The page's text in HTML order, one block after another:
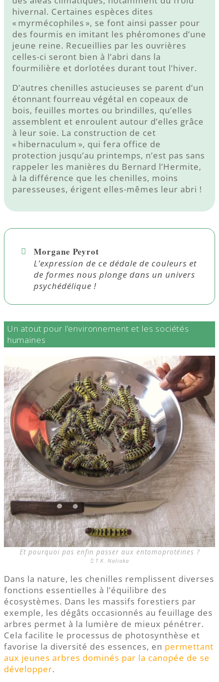
hivernal. Certaines espèces dites
« myrmécophiles », se font ainsi passer pour
des fourmis en imitant les phéromones d’une
jeune reine. Recueillies par les ouvrières
celles-ci seront bien à l’abri dans la
fourmilière et dorlotées durant tout l’hiver.
D’autres chenilles astucieuses se parent d’un
étonnant fourreau végétal en copeaux de
bois, feuilles mortes ou brindilles, qu’elles
assemblent et enroulent autour d’elles grâce
à leur soie. La construction de cet
« hibernaculum », qui fera office de
protection jusqu’au printemps, n’est pas sans
rappeler les manières du Bernard l’Hermite,
à la différence que les chenilles, moins
paresseuses, érigent elles-mêmes leur abri !
Morgane Peyrot
L’expression de ce dédale de couleurs et
de formes nous plonge dans un univers
psychédélique !
Un atout pour l’environnement et les sociétés
humaines
Et pourquoi pas enfin passer aux entomoprotéines ?
T.K. Naliaka
Dans la nature, les chenilles remplissent diverses
fonctions essentielles à l’équilibre des
écosystèmes. Dans les massifs forestiers par
exemple, les dégâts occasionnés au feuillage des
arbres permet à la lumière de mieux pénétrer.
Cela facilite le processus de photosynthèse et
favorise la diversité des essences, en permettant
aux jeunes arbres dominés par la canopée de se
développer.